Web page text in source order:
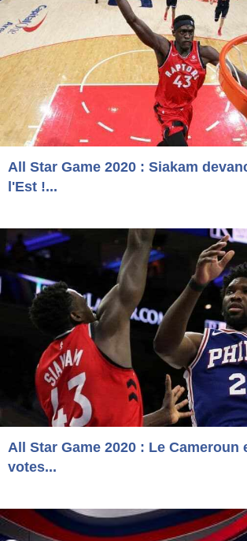
All Star Game 2020 : Siakam
l'Est !...
All Star Game 2020 : Le Cameroun
votes...